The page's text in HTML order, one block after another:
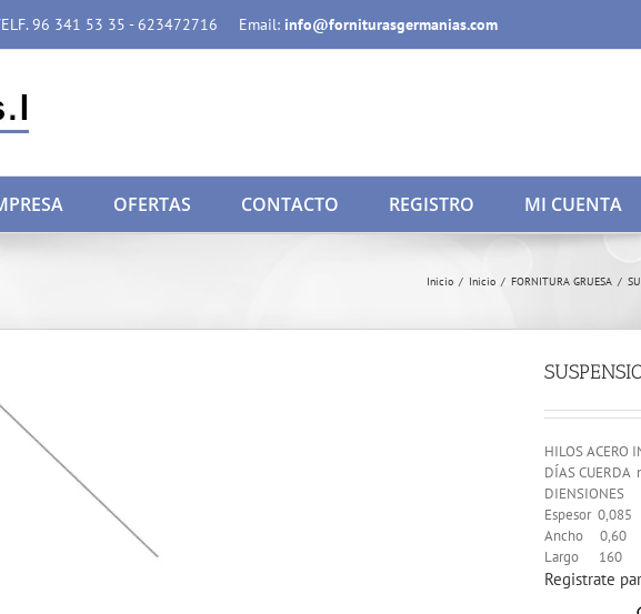
96 341 53 35 - 623472716 Email: info@forniturasgermanias.com
OFERTAS CONTACTO REGISTRO MI CUENTA
Inicio / Inicio / FORNITURA GRUESA /
HILOS ACERO
DÍAS CUERDA
DIENSIONES
Espesor 0,085
Ancho 0,60
Largo 160
Registrate